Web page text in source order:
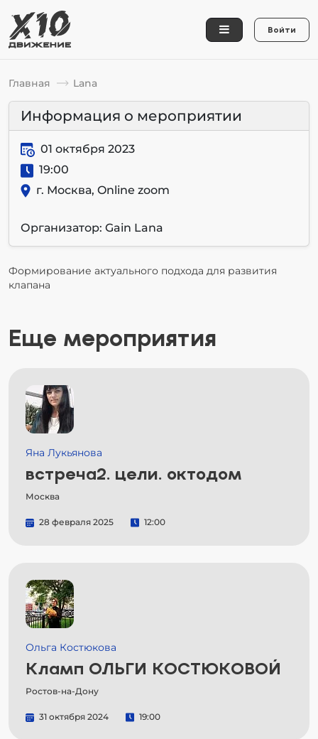
Войти
Главная Lana
Информация о мероприятии
01 октября 2023
19:00
г. Москва, Online zoom
Организатор: Gain Lana
Формирование актуального подхода для развития
клапана
Еще мероприятия
Яна Лукьянова
встреча2. цели. октодом
Москва
28 февраля 2025 12:00
Ольга Костюкова
Кламп ОЛЬГИ КОСТЮКОВОЙ
Ростов-на-Дону
31 октября 2024 19:00